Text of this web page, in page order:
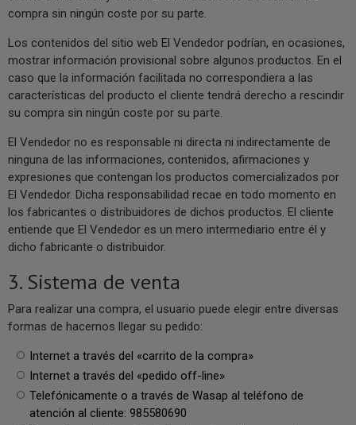
compra sin ningún coste por su parte.
Los contenidos del sitio web El Vendedor podrían, en ocasiones,
mostrar información provisional sobre algunos productos. En el
caso que la información facilitada no correspondiera a las
características del producto el cliente tendrá derecho a rescindir
su compra sin ningún coste por su parte.
El Vendedor no es responsable ni directa ni indirectamente de
ninguna de las informaciones, contenidos, afirmaciones y
expresiones que contengan los productos comercializados por
El Vendedor. Dicha responsabilidad recae en todo momento en
los fabricantes o distribuidores de dichos productos. El cliente
entiende que El Vendedor es un mero intermediario entre él y
dicho fabricante o distribuidor.
3. Sistema de venta
Para realizar una compra, el usuario puede elegir entre diversas
formas de hacernos llegar su pedido:
Internet a través del «carrito de la compra»
Internet a través del «pedido off-line»
Telefónicamente o a través de Wasap al teléfono de
atención al cliente: 985580690